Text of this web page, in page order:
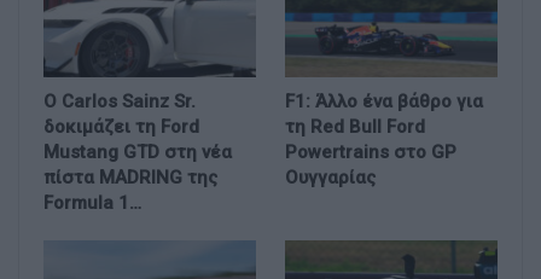
Ο Carlos Sainz Sr.
δοκιμάζει τη Ford
Mustang GTD στη νέα
πίστα MADRING της
Formula 1…
F1: Άλλο ένα βάθρο για
τη Red Bull Ford
Powertrains στο GP
Ουγγαρίας